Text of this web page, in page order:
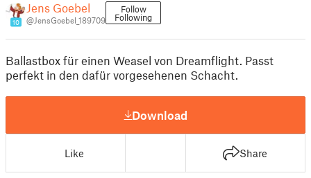
10
Jens Goebel
@JensGoebel_189709
Follow
Following
Ballastbox für einen Weasel von Dreamflight. Passt
perfekt in den dafür vorgesehenen Schacht.
Download
Like Share